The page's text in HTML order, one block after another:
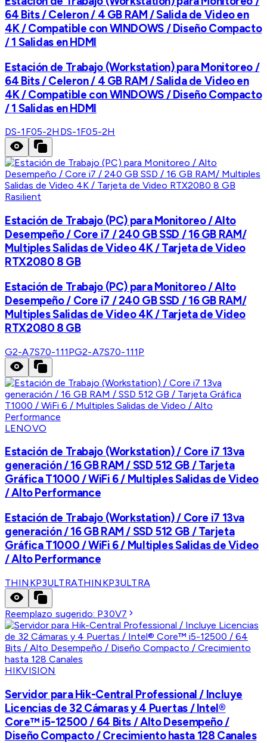
64 Bits / Celeron / 4 GB RAM / Salida de Video en
4K / Compatible con WINDOWS / Diseño Compacto
/ 1 Salidas en HDMI
Estación de Trabajo (Workstation) para Monitoreo /
64 Bits / Celeron / 4 GB RAM / Salida de Video en
4K / Compatible con WINDOWS / Diseño Compacto
/ 1 Salidas en HDMI
DS-1F05-2H DS-1F05-2H
Rasilient
Estación de Trabajo (PC) para Monitoreo / Alto
Desempeño / Core i7 / 240 GB SSD / 16 GB RAM/
Multiples Salidas de Video 4K / Tarjeta de Video
RTX2080 8 GB
Estación de Trabajo (PC) para Monitoreo / Alto
Desempeño / Core i7 / 240 GB SSD / 16 GB RAM/
Multiples Salidas de Video 4K / Tarjeta de Video
RTX2080 8 GB
G2-A7S70-111PG2-A7S70-111P
LENOVO
Estación de Trabajo (Workstation) / Core i7 13va
generación / 16 GB RAM / SSD 512 GB / Tarjeta
Gráfica T1000 / WiFi 6 / Multiples Salidas de Video
/ Alto Performance
Estación de Trabajo (Workstation) / Core i7 13va
generación / 16 GB RAM / SSD 512 GB / Tarjeta
Gráfica T1000 / WiFi 6 / Multiples Salidas de Video
/ Alto Performance
THINKP3ULTRATHINKP3ULTRA
Reemplazo sugerido: P30V7
HIKVISION
Servidor para Hik-Central Professional / Incluye
Licencias de 32 Cámaras y 4 Puertas / Intel®
Core™ i5-12500 / 64 Bits / Alto Desempeño /
Diseño Compacto / Crecimiento hasta 128 Canales